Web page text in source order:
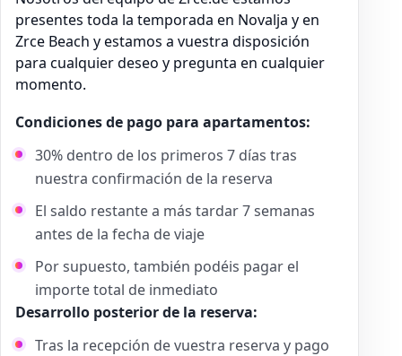
presentes toda la temporada en Novalja y en
Zrce Beach y estamos a vuestra disposición
para cualquier deseo y pregunta en cualquier
momento.
Condiciones de pago para apartamentos:
30% dentro de los primeros 7 días tras
nuestra confirmación de la reserva
El saldo restante a más tardar 7 semanas
antes de la fecha de viaje
Por supuesto, también podéis pagar el
importe total de inmediato
Desarrollo posterior de la reserva:
Tras la recepción de vuestra reserva y pago